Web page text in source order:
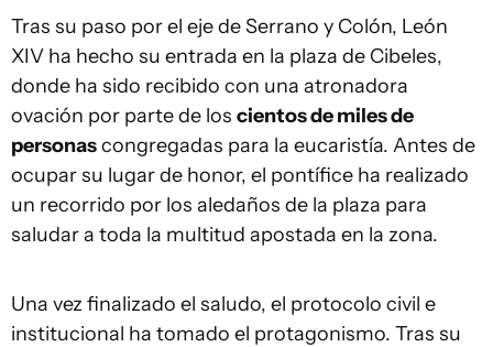
Tras su paso por el eje de Serrano y Colón, León
XIV ha hecho su entrada en la plaza de Cibeles,
donde ha sido recibido con una atronadora
ovación por parte de los cientos de miles de
personascongregadas para la eucaristía. Antes de
ocupar su lugar de honor, el pontífice ha realizado
un recorrido por los aledaños de la plaza para
saludar a toda la multitud apostada en la zona.
Una vez finalizado el saludo, el protocolo civil e
institucional ha tomado el protagonismo. Tras su